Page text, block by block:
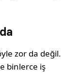
zor da değil.
binlerce iş